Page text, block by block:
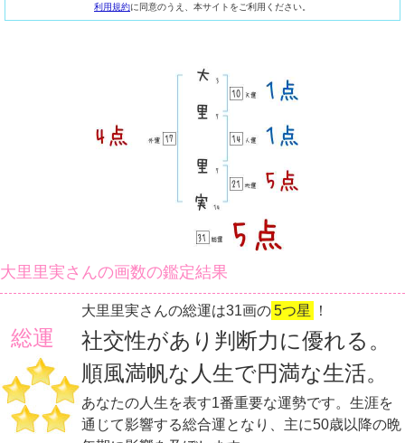
利用規約に同意のうえ、本サイトをご利用ください。
大里里実さんの画数の鑑定結果
総運
大里里実さんの総運は31画の5つ星 ！
社交性があり判断力に優れる。
順風満帆な人生で円満な生活。
あなたの人生を表す1番重要な運勢です。生涯を
通じて影響する総合運となり、主に50歳以降の晩